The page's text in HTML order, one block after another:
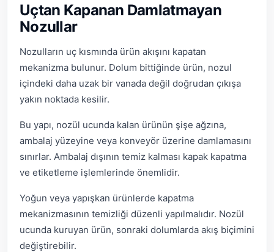
Uçtan Kapanan Damlatmayan
Nozullar
Nozulların uç kısmında ürün akışını kapatan
mekanizma bulunur. Dolum bittiğinde ürün, nozul
içindeki daha uzak bir vanada değil doğrudan çıkışa
yakın noktada kesilir.
Bu yapı, nozül ucunda kalan ürünün şişe ağzına,
ambalaj yüzeyine veya konveyör üzerine damlamasını
sınırlar. Ambalaj dışının temiz kalması kapak kapatma
ve etiketleme işlemlerinde önemlidir.
Yoğun veya yapışkan ürünlerde kapatma
mekanizmasının temizliği düzenli yapılmalıdır. Nozül
ucunda kuruyan ürün, sonraki dolumlarda akış biçimini
değiştirebilir.